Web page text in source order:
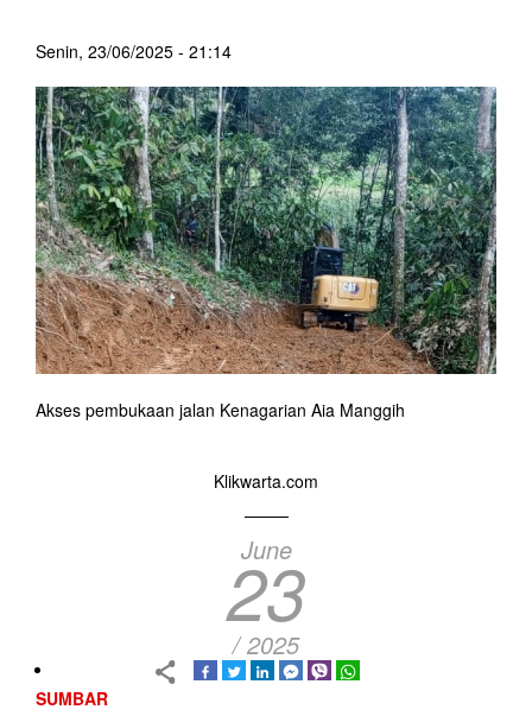
Senin, 23/06/2025 - 21:14
Akses pembukaan jalan Kenagarian Aia Manggih
Klikwarta.com
June
23
/ 2025
SUMBAR